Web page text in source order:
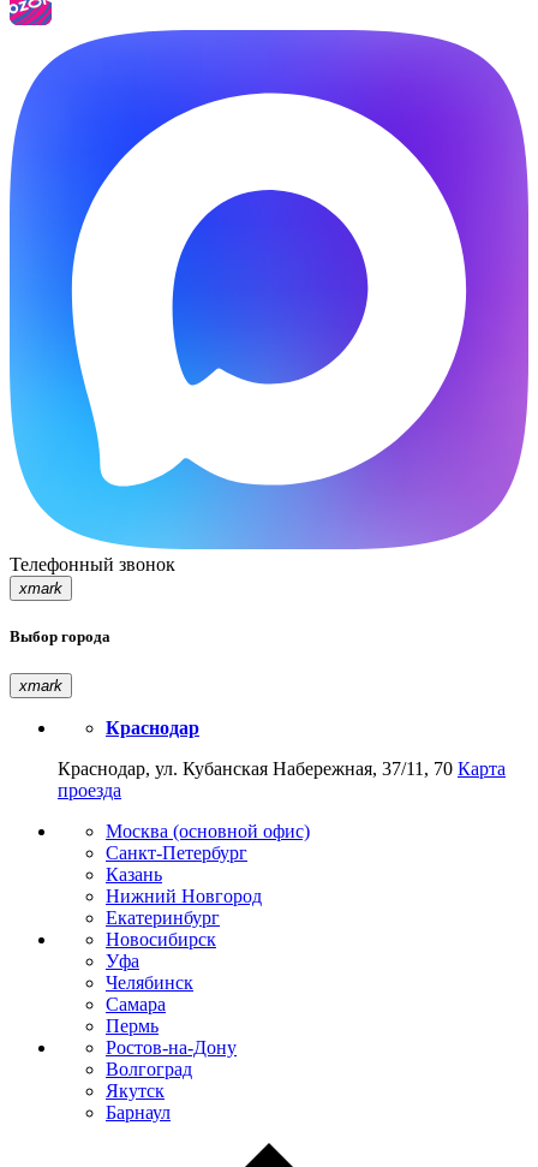
Телефонный звонок
xmark
Выбор города
xmark
Краснодар
Краснодар, ул. Кубанская Набережная, 37/11, 70 Карта
проезда
Москва (основной офис)
Санкт-Петербург
Казань
Нижний Новгород
Екатеринбург
Новосибирск
Уфа
Челябинск
Самара
Пермь
Ростов-на-Дону
Волгоград
Якутск
Барнаул